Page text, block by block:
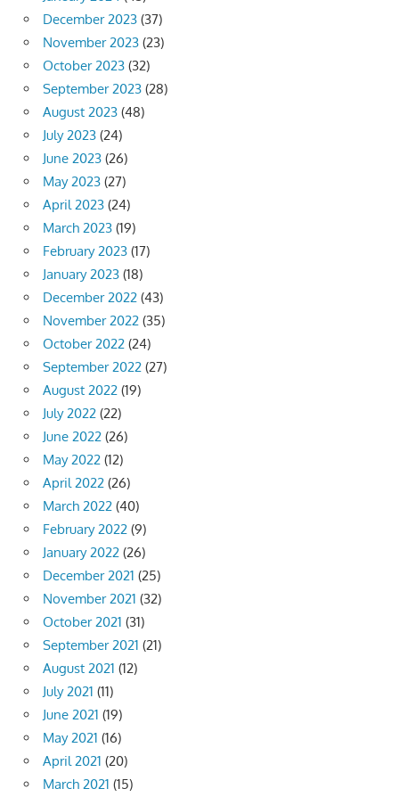
December 2023 (37)
November 2023 (23)
October 2023 (32)
September 2023 (28)
August 2023 (48)
July 2023 (24)
June 2023 (26)
May 2023 (27)
April 2023 (24)
March 2023 (19)
February 2023 (17)
January 2023 (18)
December 2022 (43)
November 2022 (35)
October 2022 (24)
September 2022 (27)
August 2022 (19)
July 2022 (22)
June 2022 (26)
May 2022 (12)
April 2022 (26)
March 2022 (40)
February 2022 (9)
January 2022 (26)
December 2021 (25)
November 2021 (32)
October 2021 (31)
September 2021 (21)
August 2021 (12)
July 2021 (11)
June 2021 (19)
May 2021 (16)
April 2021 (20)
March 2021 (15)